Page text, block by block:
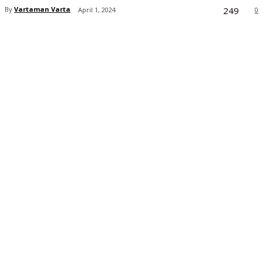
By Vartaman Varta April 1, 2024 0
249